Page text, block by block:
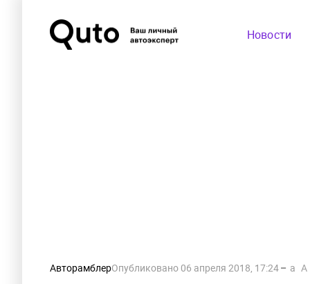
Новости
АвторамблерОпубликовано 06 апреля 2018, 17:24 a A